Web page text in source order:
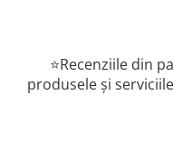
⭐Recenziile din
produsele și